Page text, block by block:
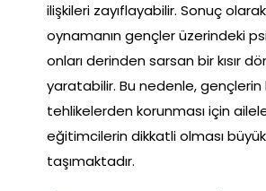
ilişkileri zayıflayabilir. Sonuç
oynamanın gençler üzerindeki
onları derinden sarsan bir kısır
yaratabilir. Bu nedenle, gençlerin
tehlikelerden korunması için
eğitimcilerin dikkatli olması
taşımaktadır.